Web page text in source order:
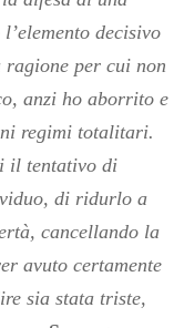
decisivo
ragione per cui non
anzi ho aborrito e
regimi totalitari.
il tentativo di
di ridurlo a
cancellando la
avuto certamente
sia stata triste,